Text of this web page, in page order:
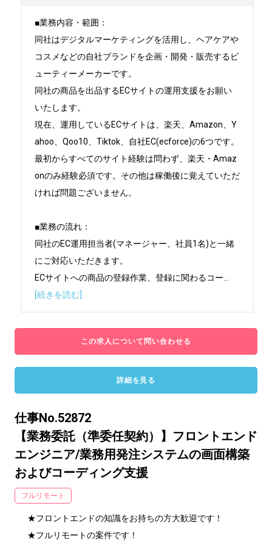
■業務内容・範囲：
同社はデジタルマーケティングを活用し、ヘアケアや
コスメなどの自社ブランドを企画・開発・販売するビ
ューティーメーカーです。
同社の商品を出品するECサイトの運用支援をお願い
いたします。
現在、運用しているECサイトは、楽天、Amazon、Y
ahoo、Qoo10、Tiktok、自社EC(ecforce)の6つです。
最初からすべてのサイト経験は問わず、楽天・Amaz
onのみ経験必須です。その他は稼働後に覚えていただ
ければ問題ございません。
■業務の流れ：
同社のEC運用担当者(マネージャー、社員1名)と一緒
にご対応いただきます。
ECサイトへの商品の登録作業、登録に関わるコー
[続きを読む]
この求人について問い合わせる
詳細を見る
仕事No.52872
【業務委託（準委任契約）】フロントエンド
エンジニア/業務用発注システムの画面構築
およびコーディング支援
フルリモート
★フロントエンドの知識をお持ちの方大歓迎です！
★フルリモートの案件です！